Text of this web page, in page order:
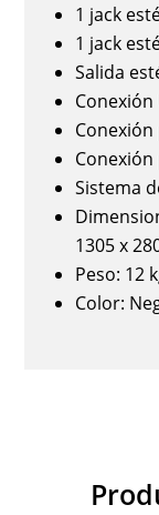
1 jack
1 jack
Salida
Conexión
Sistema
1305 x
Peso: 12
Color: